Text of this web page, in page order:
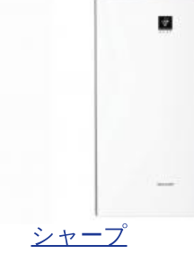
シャープ